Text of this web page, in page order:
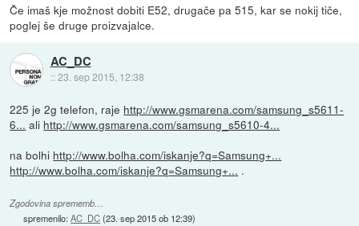
Če imaš kje možnost dobiti E52, drugače pa 515, kar se nokij tiče,
poglej še druge proizvajalce.
AC_DC
::23. sep 2015, 12:38
225 je 2g telefon, raje http://www.gsmarena.com/samsung_s5611-
6... ali http://www.gsmarena.com/samsung_s5610-4...
na bolhi http://www.bolha.com/iskanje?q=Samsung+...
http://www.bolha.com/iskanje?q=Samsung+... .
Zgodovina sprememb…
spremenilo:AC_DC(23. sep 2015 ob 12:39)